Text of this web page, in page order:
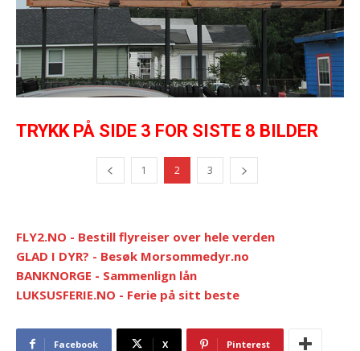
TRYKK PÅ SIDE 3 FOR SISTE 8 BILDER
1 2 3
FLY2.NO - Bestill flyreiser over hele verden
GLAD I DYR? - Besøk Morsommedyr.no
BANKNORGE - Sammenlign lån
LUKSUSFERIE.NO - Ferie på sitt beste
Facebook X Pinterest